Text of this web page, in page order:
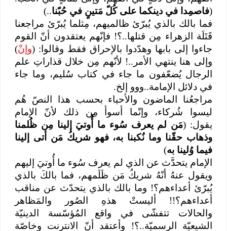
فاصمِدا في دينكما على كُلّ مَتينٍ في حُبّنا..)
فما بالك بالذي يُبرّئ ظالميهم، مِثلما يُبرّئ مراجعنا
قَتَلَة الزهراء مِن قتلها..؟! فإنّهم يعتقدون أنّ القوم
جاءوا إلى بابها وهدّدوا بالإحراق فقط وقالوا: ( وإنْ)
وإلى هنا ينتهي الأمر..! لأنّهم مِن خلال قذاراتِ علم
الرجال يُضعّفون ما جاء في كتاب سُليم، وما جاء
في دلائل الإمامة..ووو إلخ.
مراجعُنا الماضون والأحياء بحسب هذا النصّ هُم
ليسوا شُركاء، وإنّما أسوأ مِن ذلك لأنّ الإمام
يقول: ( مَن لم يعرف سُوء ما أُوتيَ إلينا مِن ظُلمنا
وذهاب حقّنا وما نُكبنا به، فهو شريكُ مَن أتى إلينا
فيما وُلينا به)
الإمام يتحدَّث عن الذي لم يعرف سُوء ما أُوتيَ إليهم
ويقول عنهُ أنّهُ شريكُ مَن ظَلَمهم، فما بالكَ بالذي
يُبرّئ أعداءهم؟! وما بالك بالذي يتحدّث عن مناقب
أعداءهم؟!! أليستْ هذهِ الصُور والمَظاهر
والحالات تتفشّى في واقع المُؤسّسة الدينيّة
الشيعيّة الرسميّة..؟! وأعتقد أنّ الانترنت وخاصّة